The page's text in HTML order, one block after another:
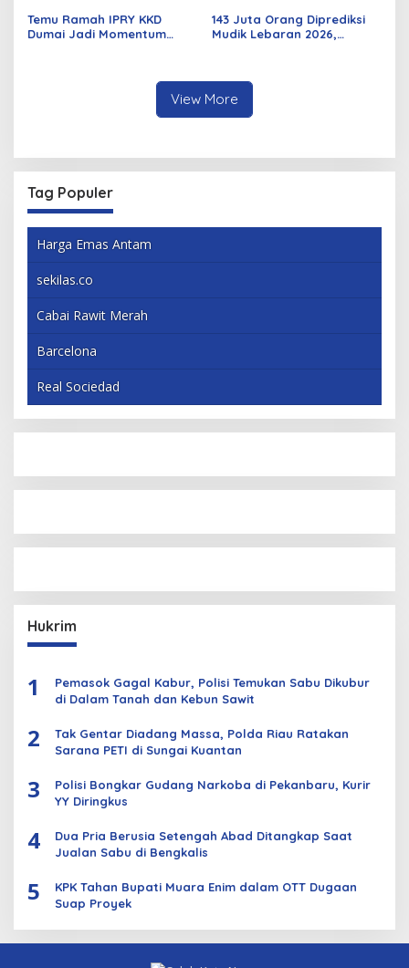
Temu Ramah IPRY KKD
Dumai Jadi Momentum
143 Juta Orang Diprediksi
Mudik Lebaran 2026,
View More
Tag Populer
Harga Emas Antam
sekilas.co
Cabai Rawit Merah
Barcelona
Real Sociedad
Hukrim
1
Pemasok Gagal Kabur, Polisi Temukan Sabu Dikubur
di Dalam Tanah dan Kebun Sawit
2
Tak Gentar Diadang Massa, Polda Riau Ratakan
Sarana PETI di Sungai Kuantan
3
Polisi Bongkar Gudang Narkoba di Pekanbaru, Kurir
YY Diringkus
4
Dua Pria Berusia Setengah Abad Ditangkap Saat
Jualan Sabu di Bengkalis
5
KPK Tahan Bupati Muara Enim dalam OTT Dugaan
Suap Proyek